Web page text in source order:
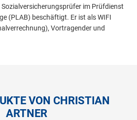
im Prüfdienst
(PLAB) beschäftigt. Er ist als WIFI
Vortragender und
VON CHRISTIAN
ARTNER